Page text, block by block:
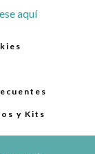
aquí
y Kits